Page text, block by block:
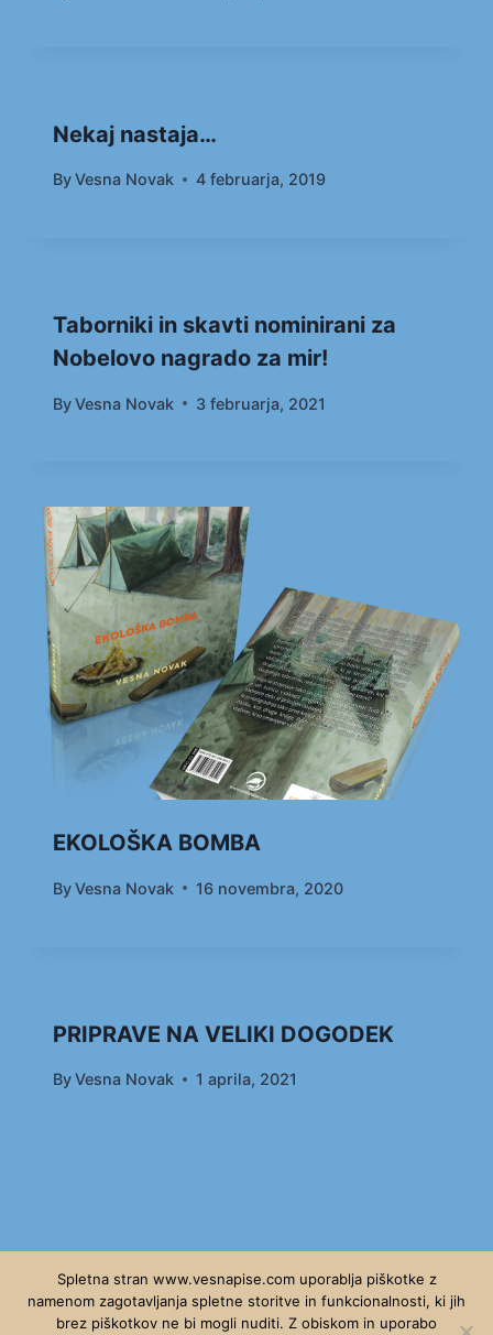
Nekaj nastaja…
ByVesna Novak 4 februarja, 2019
Taborniki in skavti nominirani za
Nobelovo nagrado za mir!
ByVesna Novak 3 februarja, 2021
EKOLOŠKA BOMBA
ByVesna Novak 16 novembra, 2020
PRIPRAVE NA VELIKI DOGODEK
ByVesna Novak 1 aprila, 2021
Spletna stran www.vesnapise.com uporablja piškotke z
namenom zagotavljanja spletne storitve in funkcionalnosti, ki jih
brez piškotkov ne bi mogli nuditi. Z obiskom in uporabo